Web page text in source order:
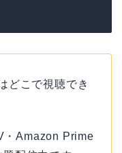
どこで視聴でき
・Amazon Prime